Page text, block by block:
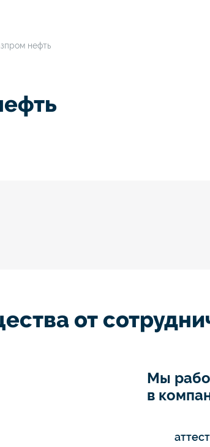
нефть
от
Мы
в